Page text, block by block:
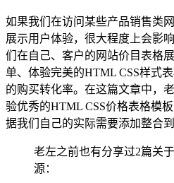
如果我们在访问某些产品销售类
展示用户体验，很大程度上会影
们在自己、客户的网站价目表格
单、体验完美的HTML CSS样式
的购买转化率。在这篇文章中，
验优秀的HTML CSS价格表格模
据我们自己的实际需要添加整合到
老左之前也有分享过2篇关
源：